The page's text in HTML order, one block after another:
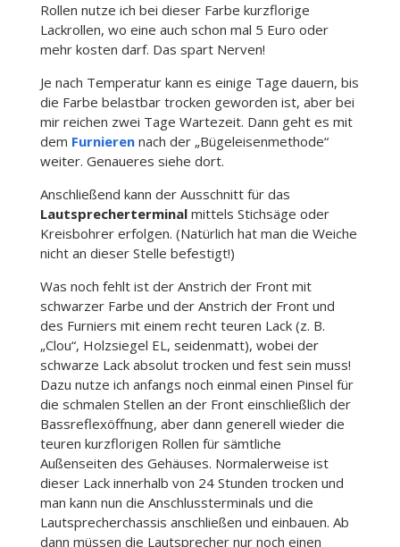
Rollen nutze ich bei dieser Farbe kurzflorige
Lackrollen, wo eine auch schon mal 5 Euro oder
mehr kosten darf. Das spart Nerven!
Je nach Temperatur kann es einige Tage dauern, bis
die Farbe belastbar trocken geworden ist, aber bei
mir reichen zwei Tage Wartezeit. Dann geht es mit
dem Furnierennach der „Bügeleisenmethode“
weiter. Genaueres siehe dort.
Anschließend kann der Ausschnitt für das
Lautsprecherterminalmittels Stichsäge oder
Kreisbohrer erfolgen. (Natürlich hat man die Weiche
nicht an dieser Stelle befestigt!)
Was noch fehlt ist der Anstrich der Front mit
schwarzer Farbe und der Anstrich der Front und
des Furniers mit einem recht teuren Lack (z. B.
„Clou“, Holzsiegel EL, seidenmatt), wobei der
schwarze Lack absolut trocken und fest sein muss!
Dazu nutze ich anfangs noch einmal einen Pinsel für
die schmalen Stellen an der Front einschließlich der
Bassreflexöffnung, aber dann generell wieder die
teuren kurzflorigen Rollen für sämtliche
Außenseiten des Gehäuses. Normalerweise ist
dieser Lack innerhalb von 24 Stunden trocken und
man kann nun die Anschlussterminals und die
Lautsprecherchassis anschließen und einbauen. Ab
dann müssen die Lautsprecher nur noch einen